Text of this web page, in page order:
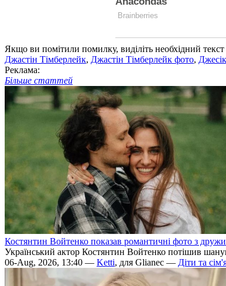
Якщо ви помітили помилку, виділіть необхідний
Джастін Тімберлейк, Джастін Тімберлейк фото,
Реклама:
Більше статтей
Костянтин Войтенко показав романтичні фото з
Український актор Костянтин Войтенко потішив
06-Aug, 2026, 13:40 — Ketti, для Glianec — Діти та